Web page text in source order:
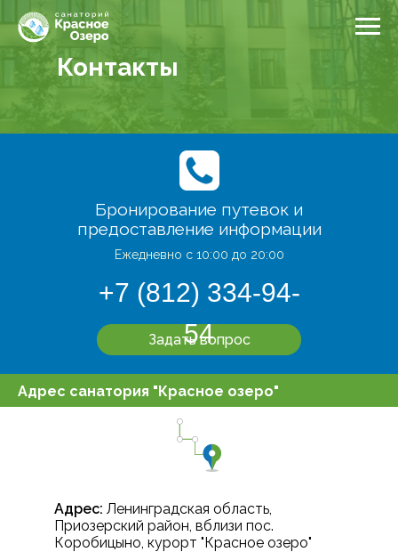
Контакты
Задать вопрос
Ежедневно с 10:00 до 20:00
+7 (812) 334-94-
54
Бронирование путевок и
предоставление информации
Адрес санатория "Красное озеро"
Адрес: Ленинградская область,
Приозерский район, вблизи пос.
Коробицыно, курорт "Красное озеро"